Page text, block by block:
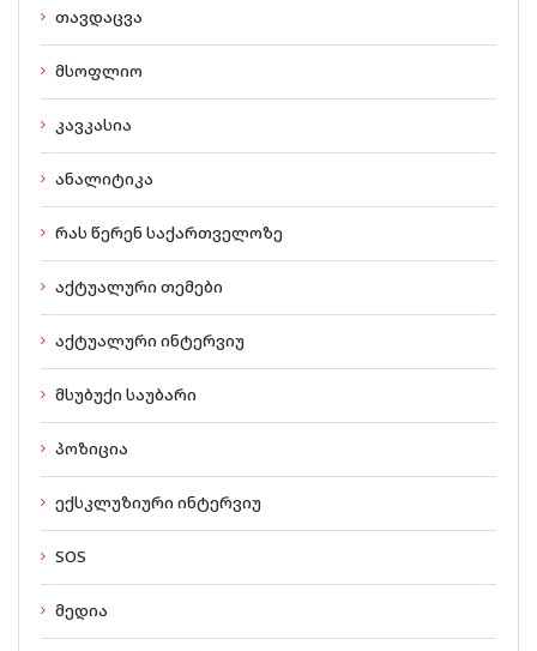
თავდაცვა
მსოფლიო
კავკასია
ანალიტიკა
რას წერენ საქართველოზე
აქტუალური თემები
აქტუალური ინტერვიუ
მსუბუქი საუბარი
პოზიცია
ექსკლუზიური ინტერვიუ
SOS
მედია